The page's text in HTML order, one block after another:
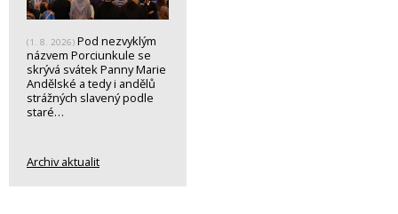
(1. 8. 2026) Pod nezvyklým
názvem Porciunkule se
skrývá svátek Panny Marie
Andělské a tedy i andělů
strážných slavený podle
staré…
Archiv aktualit